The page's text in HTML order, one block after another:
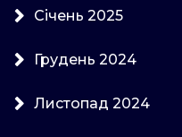
Січень 2025
Грудень 2024
Листопад 2024